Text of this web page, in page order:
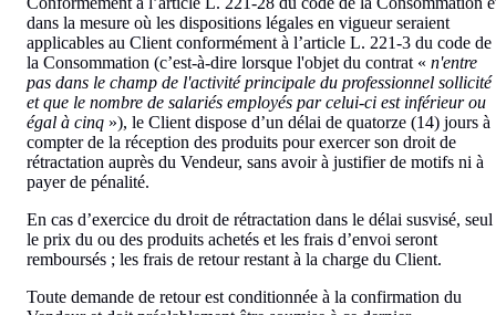
dans la mesure où les dispositions légales en vigueur seraient
applicables au Client conformément à l’article L. 221-3 du code de
la Consommation (c’est-à-dire lorsque l'objet du contrat « n'entre
pas dans le champ de l'activité principale du professionnel sollicité
et que le nombre de salariés employés par celui-ci est inférieur ou
égal à cinq »), le Client dispose d’un délai de quatorze (14) jours à
compter de la réception des produits pour exercer son droit de
rétractation auprès du Vendeur, sans avoir à justifier de motifs ni à
payer de pénalité.
En cas d’exercice du droit de rétractation dans le délai susvisé, seul
le prix du ou des produits achetés et les frais d’envoi seront
remboursés ; les frais de retour restant à la charge du Client.
Toute demande de retour est conditionnée à la confirmation du